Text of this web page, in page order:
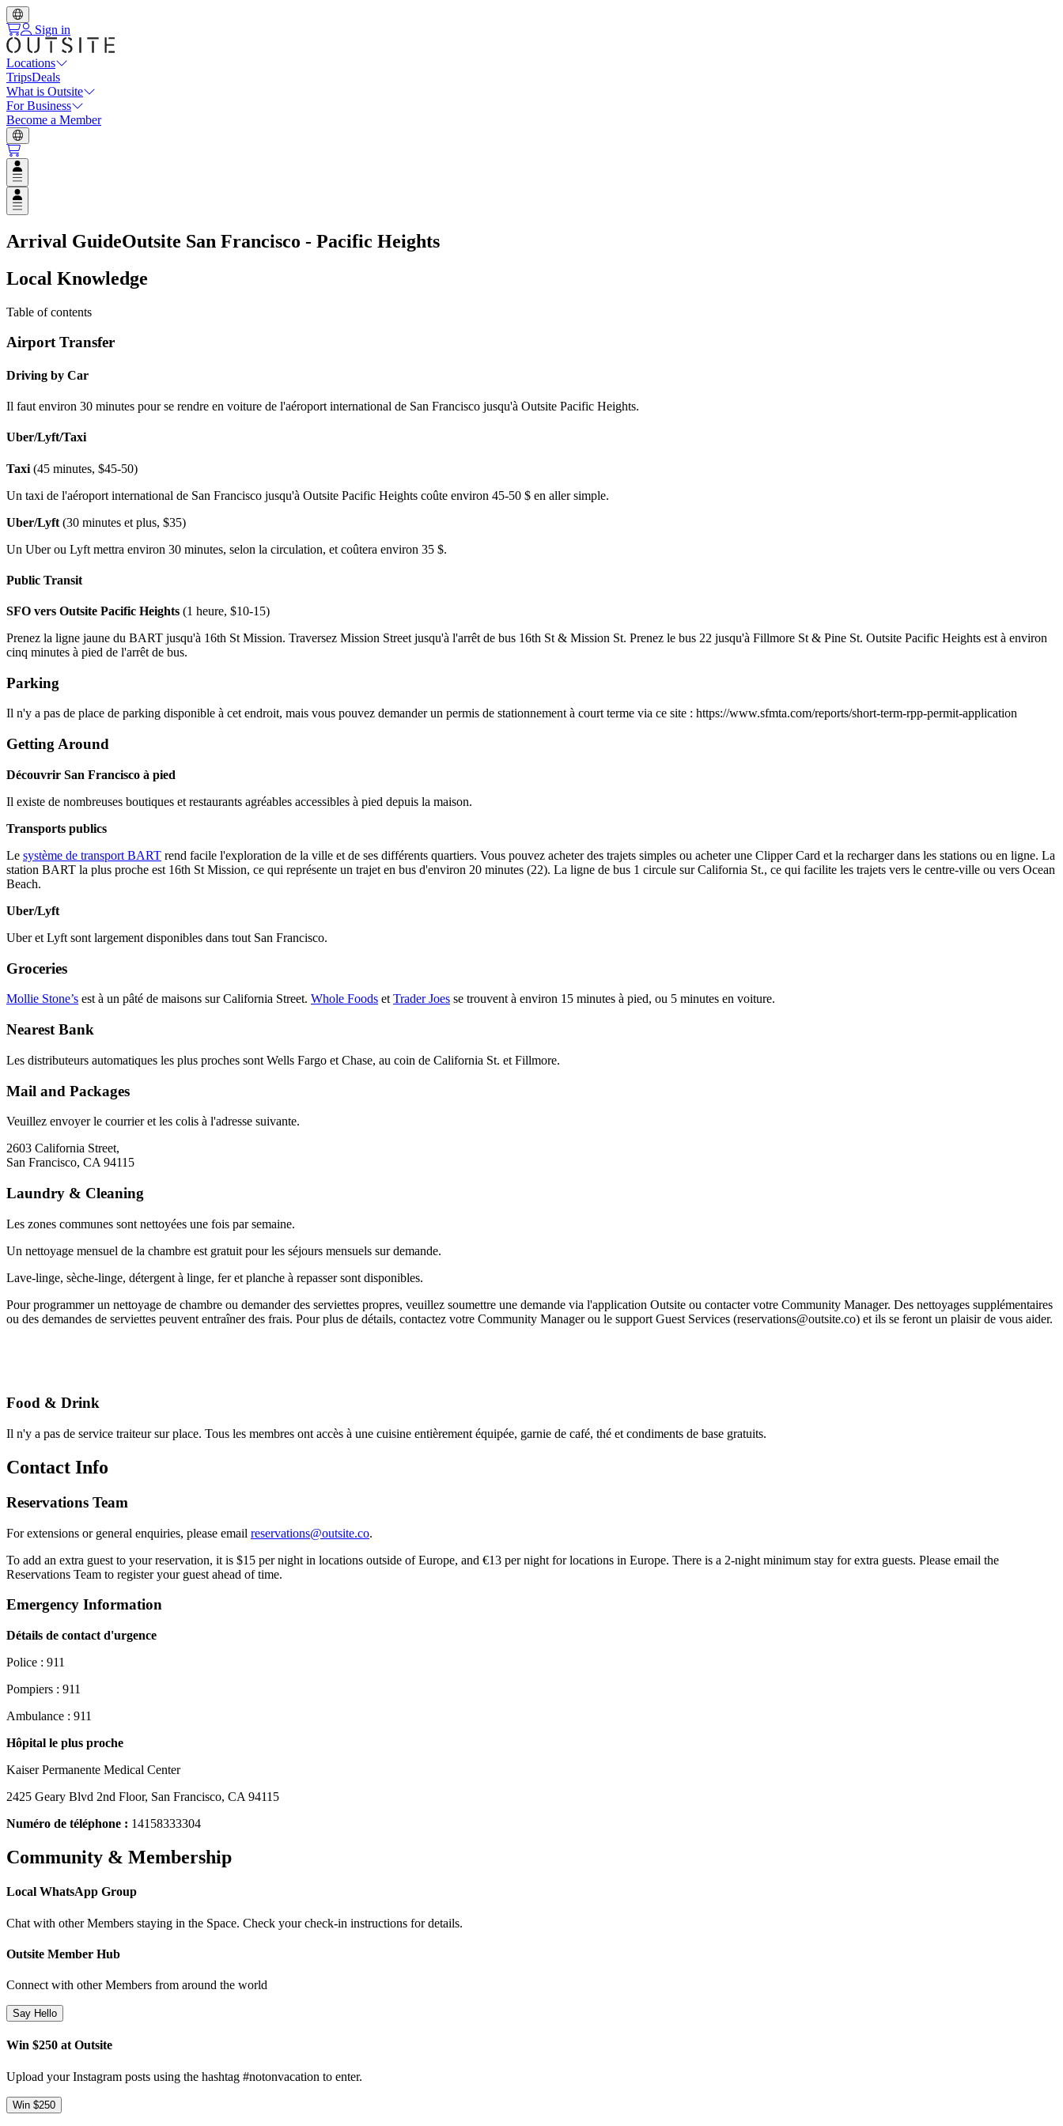
Sign in
Locations
TripsDeals
What is Outsite
For Business
Become a Member
Open user menu
Open user menu
Arrival GuideOutsite San Francisco - Pacific Heights
Local Knowledge
Table of contents
Airport Transfer
Driving by Car
Il faut environ 30 minutes pour se rendre en voiture de l'aéroport international de San Francisco jusqu'à Outsite Pacific Heights.
Uber/Lyft/Taxi
Taxi (45 minutes, $45-50)
Un taxi de l'aéroport international de San Francisco jusqu'à Outsite Pacific Heights coûte environ 45-50 $ en aller simple.
Uber/Lyft (30 minutes et plus, $35)
Un Uber ou Lyft mettra environ 30 minutes, selon la circulation, et coûtera environ 35 $.
Public Transit
SFO vers Outsite Pacific Heights (1 heure, $10-15)
Prenez la ligne jaune du BART jusqu'à 16th St Mission. Traversez Mission Street jusqu'à l'arrêt de bus 16th St & Mission St. Prenez le bus 22 jusqu'à Fillmore St & Pine St. Outsite Pacific Heights est à environ
cinq minutes à pied de l'arrêt de bus.
Parking
Il n'y a pas de place de parking disponible à cet endroit, mais vous pouvez demander un permis de stationnement à court terme via ce site : https://www.sfmta.com/reports/short-term-rpp-permit-application
Getting Around
Découvrir San Francisco à pied
Il existe de nombreuses boutiques et restaurants agréables accessibles à pied depuis la maison.
Transports publics
Le système de transport BART rend facile l'exploration de la ville et de ses différents quartiers. Vous pouvez acheter des trajets simples ou acheter une Clipper Card et la recharger dans les stations ou en ligne. La
station BART la plus proche est 16th St Mission, ce qui représente un trajet en bus d'environ 20 minutes (22). La ligne de bus 1 circule sur California St., ce qui facilite les trajets vers le centre-ville ou vers Ocean
Beach.
Uber/Lyft
Uber et Lyft sont largement disponibles dans tout San Francisco.
Groceries
Mollie Stone’s est à un pâté de maisons sur California Street. Whole Foods et Trader Joes se trouvent à environ 15 minutes à pied, ou 5 minutes en voiture.
Nearest Bank
Les distributeurs automatiques les plus proches sont Wells Fargo et Chase, au coin de California St. et Fillmore.
Mail and Packages
Veuillez envoyer le courrier et les colis à l'adresse suivante.
2603 California Street,
San Francisco, CA 94115
Laundry & Cleaning
Les zones communes sont nettoyées une fois par semaine.
Un nettoyage mensuel de la chambre est gratuit pour les séjours mensuels sur demande.
Lave-linge, sèche-linge, détergent à linge, fer et planche à repasser sont disponibles.
Pour programmer un nettoyage de chambre ou demander des serviettes propres, veuillez soumettre une demande via l'application Outsite ou contacter votre Community Manager. Des nettoyages supplémentaires
ou des demandes de serviettes peuvent entraîner des frais. Pour plus de détails, contactez votre Community Manager ou le support Guest Services (reservations@outsite.co) et ils se feront un plaisir de vous aider.
Food & Drink
Il n'y a pas de service traiteur sur place. Tous les membres ont accès à une cuisine entièrement équipée, garnie de café, thé et condiments de base gratuits.
Contact Info
Reservations Team
For extensions or general enquiries, please email reservations@outsite.co.
To add an extra guest to your reservation, it is $15 per night in locations outside of Europe, and €13 per night for locations in Europe. There is a 2-night minimum stay for extra guests. Please email the
Reservations Team to register your guest ahead of time.
Emergency Information
Détails de contact d'urgence
Police : 911
Pompiers : 911
Ambulance : 911
Hôpital le plus proche
Kaiser Permanente Medical Center
2425 Geary Blvd 2nd Floor, San Francisco, CA 94115
Numéro de téléphone : 14158333304
Community & Membership
Local WhatsApp Group
Chat with other Members staying in the Space. Check your check-in instructions for details.
Outsite Member Hub
Connect with other Members from around the world
Say Hello
Win $250 at Outsite
Upload your Instagram posts using the hashtag #notonvacation to enter.
Win $250